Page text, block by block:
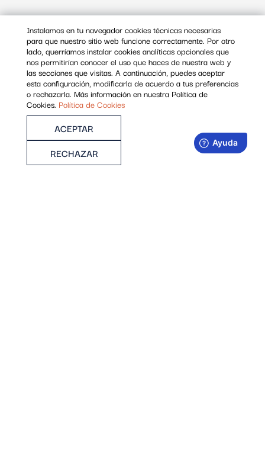
Los operadores que atienden el PRU identifican a
los solicitantes de los certificados y verifican sus
datos, antes de la generación.
¿Qué beneficios tiene para ti?
Comodidad para gestionar los certificados de
tu organismo
Prestar un servicio gratuito a la ciudadanía
Ahorro en nuestros servicios
Instalamos en tu navegador cookies técnicas necesarias
para que nuestro sitio web funcione correctamente. Por otro
lado, querríamos instalar cookies analíticas opcionales que
nos permitirían conocer el uso que haces de nuestra web y
las secciones que visitas. A continuación, puedes aceptar
esta configuración, modificarla de acuerdo a tus preferencias
o rechazarla. Más información en nuestra Política de
Cookies. Política de Cookies
ACEPTAR
RECHAZAR